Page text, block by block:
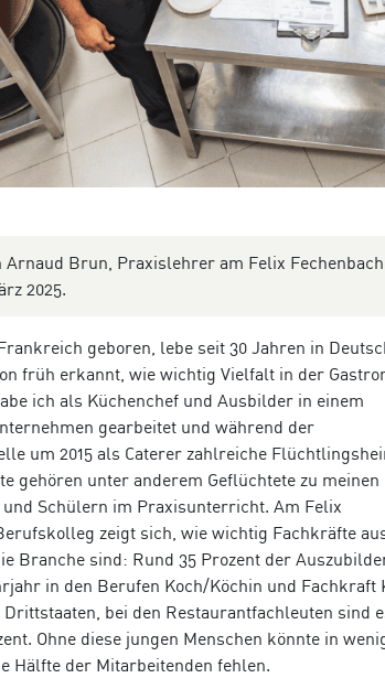
Arnaud Brun, Praxislehrer am Felix
2025.
geboren, lebe seit 30 Jahren in
früh erkannt, wie wichtig Vielfalt in der
ich als Küchenchef und Ausbilder in einem
gearbeitet und während der
um 2015 als Caterer zahlreiche
gehören unter anderem Geflüchtete zu meinen
Schülern im Praxisunterricht. Am Felix
zeigt sich, wie wichtig Fachkräfte
Branche sind: Rund 35 Prozent der
in den Berufen Koch/Köchin und Fachkraft
bei den Restaurantfachleuten sind
Ohne diese jungen Menschen könnte in
Hälfte der Mitarbeitenden fehlen.